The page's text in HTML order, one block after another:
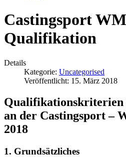
Castingsport WM
Qualifikation
Details
Kategorie: Uncategorised
Veröffentlicht: 15. März 2018
Qualifikationskriterien
an der Castingsport –
2018
1. Grundsätzliches